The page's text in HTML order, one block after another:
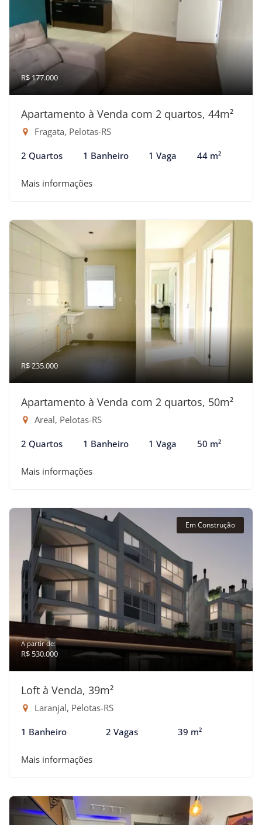
R$ 177.000
Apartamento à Venda com 2 quartos, 44m²
Fragata, Pelotas-RS
2 Quartos 1 Banheiro 1 Vaga 44 m²
Mais informações
R$ 235.000
Apartamento à Venda com 2 quartos, 50m²
Areal, Pelotas-RS
2 Quartos 1 Banheiro 1 Vaga 50 m²
Mais informações
Em Construção
A partir de:
R$ 530.000
Loft à Venda, 39m²
Laranjal, Pelotas-RS
1 Banheiro 2 Vagas 39 m²
Mais informações